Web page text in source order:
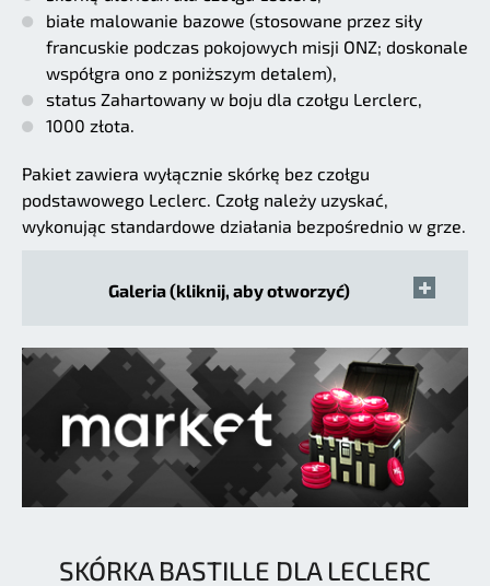
białe malowanie bazowe (stosowane przez siły
francuskie podczas pokojowych misji ONZ; doskonale
współgra ono z poniższym detalem),
status Zahartowany w boju dla czołgu Lerclerc,
1000 złota.
Pakiet zawiera wyłącznie skórkę bez czołgu
podstawowego Leclerc. Czołg należy uzyskać,
wykonując standardowe działania bezpośrednio w grze.
Galeria (kliknij, aby otworzyć)
SKÓRKA BASTILLE DLA LECLERC